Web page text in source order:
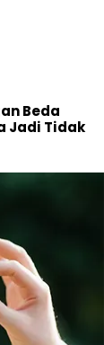
Beda
Jadi Tidak